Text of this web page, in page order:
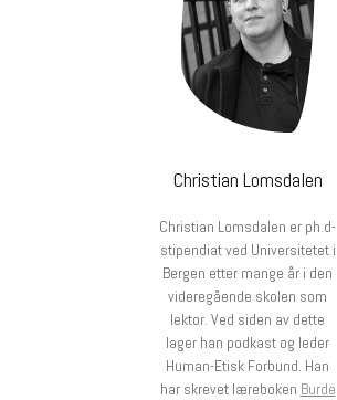
Christian Lomsdalen
Christian Lomsdalen er ph.d-
stipendiat ved Universitetet i
Bergen etter mange år i den
videregående skolen som
lektor. Ved siden av dette
lager han podkast og leder
Human-Etisk Forbund. Han
har skrevet læreboken Burde